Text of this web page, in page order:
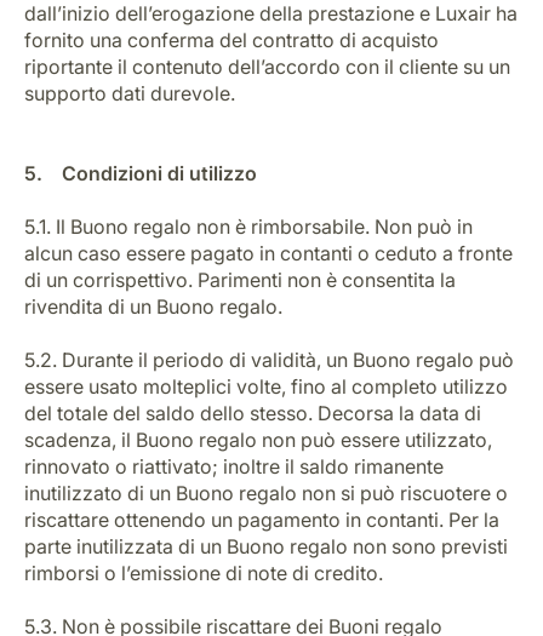
dall’inizio dell’erogazione della prestazione e Luxair ha
fornito una conferma del contratto di acquisto
riportante il contenuto dell’accordo con il cliente su un
supporto dati durevole.
5. Condizioni di utilizzo
5.1. Il Buono regalo non è rimborsabile. Non può in
alcun caso essere pagato in contanti o ceduto a fronte
di un corrispettivo. Parimenti non è consentita la
rivendita di un Buono regalo.
5.2. Durante il periodo di validità, un Buono regalo può
essere usato molteplici volte, fino al completo utilizzo
del totale del saldo dello stesso. Decorsa la data di
scadenza, il Buono regalo non può essere utilizzato,
rinnovato o riattivato; inoltre il saldo rimanente
inutilizzato di un Buono regalo non si può riscuotere o
riscattare ottenendo un pagamento in contanti. Per la
parte inutilizzata di un Buono regalo non sono previsti
rimborsi o l’emissione di note di credito.
5.3. Non è possibile riscattare dei Buoni regalo